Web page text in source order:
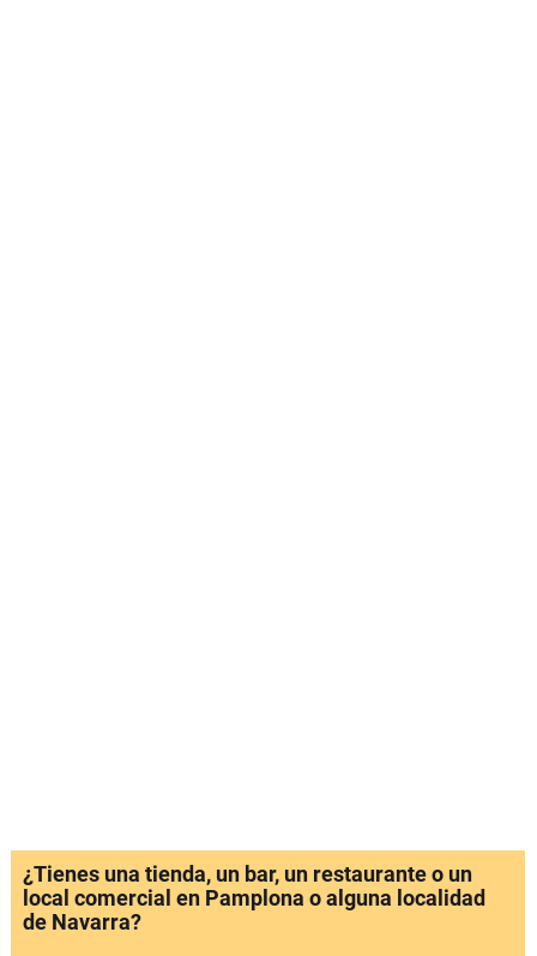
¿Tienes una tienda, un bar, un restaurante o un
local comercial en Pamplona o alguna localidad
de Navarra?